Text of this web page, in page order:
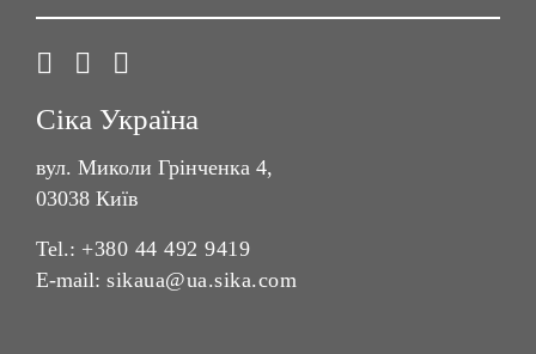
Сіка Україна
вул. Миколи Грінченка 4,
03038 Київ
Tel.: +380 44 492 9419
E-mail: sikaua@ua.sika.com